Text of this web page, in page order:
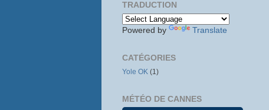
TRADUCTION
Powered by Translate
CATÉGORIES
Yole OK (1)
MÉTÉO DE CANNES